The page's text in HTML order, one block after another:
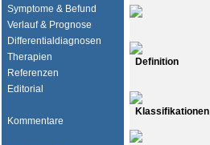
Symptome & Befund
Verlauf & Prognose
Differentialdiagnosen
Therapien
Referenzen
Editorial
Kommentare
Definition
Klassifikationen